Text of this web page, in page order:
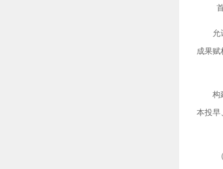
允
成果
构
本投早